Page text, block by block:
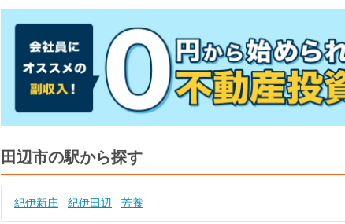
田辺市の駅から探す
紀伊新庄 紀伊田辺 芳養